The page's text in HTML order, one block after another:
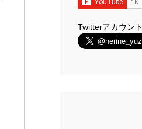
Twitterアカウント